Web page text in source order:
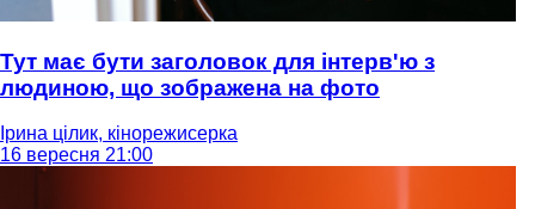
Тут має бути заголовок для інтерв'ю з
людиною, що зображена на фото
Ірина цілик, кінорежисерка
16 вересня 21:00